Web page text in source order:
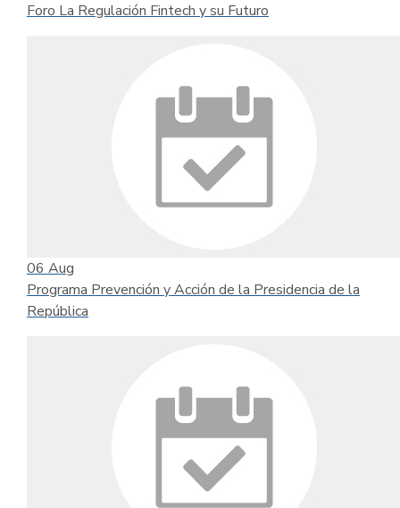
Foro La Regulación Fintech y su Futuro
06 Aug
Programa Prevención y Acción de la Presidencia de la
República